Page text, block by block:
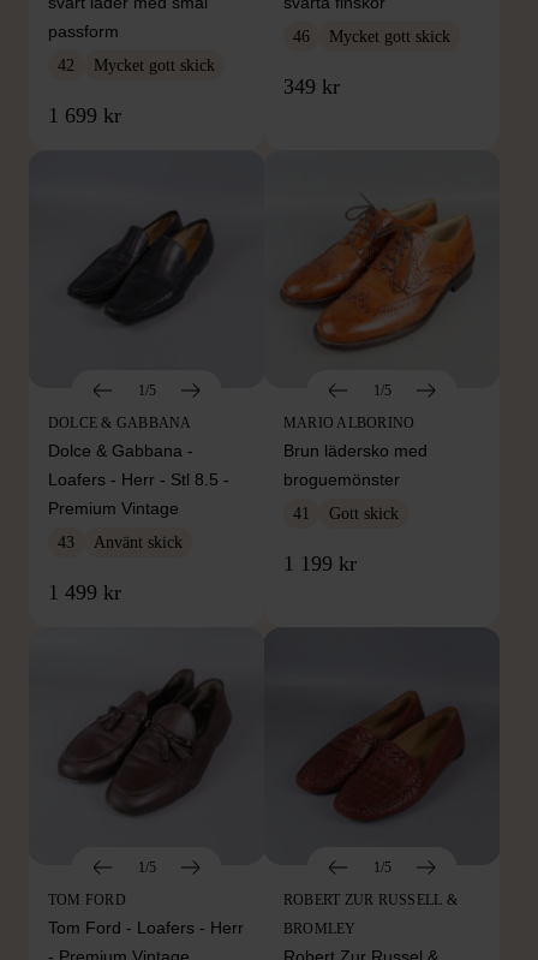
passform
42 Mycket gott skick
1 699 kr
46 Mycket gott skick
349 kr
1/5
DOLCE & GABBANA
Dolce & Gabbana -
Loafers - Herr - Stl 8.5 -
Premium Vintage
43 Använt skick
1 499 kr
1/5
MARIO ALBORINO
Brun lädersko med
broguemönster
41 Gott skick
1 199 kr
1/5
TOM FORD
Tom Ford - Loafers - Herr
1/5
ROBERT ZUR RUSSELL &
BROMLEY